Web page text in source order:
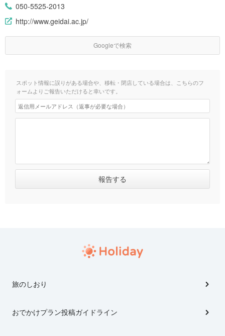
050-5525-2013
http://www.geidai.ac.jp/
Googleで検索
スポット情報に誤りがある場合や、移転・閉店している場合は、こちらのフ
ォームよりご報告いただけると幸いです。
旅のしおり
おでかけプラン投稿ガイドライン